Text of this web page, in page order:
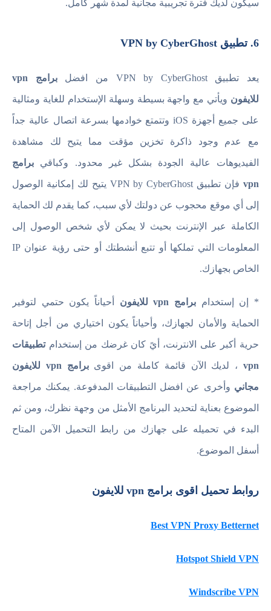
سيكون لديك فترة تجريبية مجانية لمدة شهر كامل.
6. تطبيق VPN by CyberGhost
يعد تطبيق VPN by CyberGhost من افضل برامج vpn
للايفون ويأتي مع واجهة بسيطة وسهلة الإستخدام للغاية ومثالية
على جميع أجهزة iOS وتتمتع خوادمها بسرعة اتصال عالية جداً
مع عدم وجود ذاكرة تخزين مؤقت مما يتيح لك مشاهدة
الفيديوهات عالية الجودة بشكل غير محدود. وكباقي برامج
vpn فإن تطبيق VPN by CyberGhost يتيح لك إمكانية الوصول
إلى أي موقع محجوب عن دولتك لأي سبب، كما يقدم لك الحماية
الكاملة عبر الإنترنت بحيث لا يمكن لأي شخص الوصول إلى
المعلومات التي تملكها أو تتبع أنشطتك أو حتى رؤية عنوان IP
الخاص بجهازك.
* إن إستخدام برامج vpn للايفون أحياناً يكون حتمي لتوفير
الحماية والأمان لجهازك، وأحياناً يكون اختياري من أجل إتاحة
حرية أكبر على الانترنت، أيً كان غرضك من إستخدامتطبيقات
vpn، لديك الآن قائمة كاملة من اقوى برامج vpn للايفون
مجاني وأخرى عن افضل التطبيقات المدفوعة. يمكنك مراجعة
الموضوع بعناية لتحديد البرنامج الأمثل من وجهة نظرك، ومن ثم
البدء في تحميله على جهازك من رابط التحميل الآمن المتاح
أسفل الموضوع.
روابط تحميل اقوى برامج vpn للايفون
Best VPN Proxy Betternet
Hotspot Shield VPN
Windscribe VPN